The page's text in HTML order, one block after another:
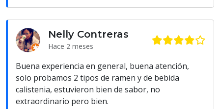
Nelly Contreras
Hace 2 meses
Buena experiencia en general, buena atención,
solo probamos 2 tipos de ramen y de bebida
calistenia, estuvieron bien de sabor, no
extraordinario pero bien.